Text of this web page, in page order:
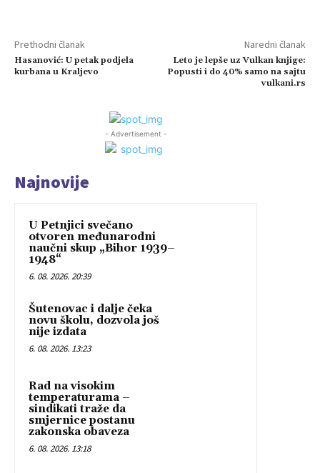
Prethodni članak
Hasanović: U petak podjela
kurbana u Kraljevo
Naredni članak
Leto je lepše uz Vulkan knjige:
Popusti i do 40% samo na sajtu
vulkani.rs
- Advertisement -
Najnovije
U Petnjici svečano
otvoren međunarodni
naučni skup „Bihor 1939–
1948“
6. 08. 2026. 20:39
Šutenovac i dalje čeka
novu školu, dozvola još
nije izdata
6. 08. 2026. 13:23
Rad na visokim
temperaturama –
sindikati traže da
smjernice postanu
zakonska obaveza
6. 08. 2026. 13:18